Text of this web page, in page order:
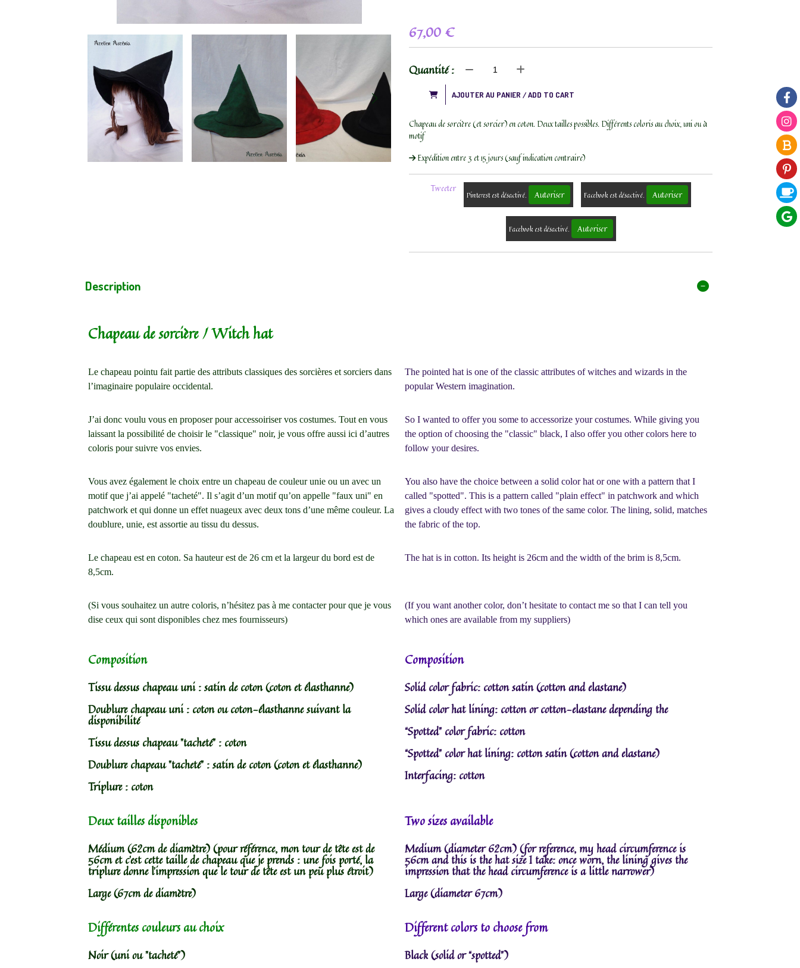
67,00 €
Quantité :
AJOUTER AU PANIER / ADD TO CART
Chapeau de sorcière (et sorcier) en coton. Deux tailles possibles. Différents coloris au choix, uni ou à
motif
Expédition entre 3 et 15 jours (sauf indication contraire)
Tweeter
Pinterest est désactivé. Autoriser Facebook est désactivé. Autoriser
Facebook est désactivé. Autoriser
Description
Chapeau de sorcière / Witch hat
Le chapeau pointu fait partie des attributs classiques des sorcières et sorciers dans
l’imaginaire populaire occidental.
The pointed hat is one of the classic attributes of witches and wizards in the
popular Western imagination.
J’ai donc voulu vous en proposer pour accessoiriser vos costumes. Tout en vous
laissant la possibilité de choisir le "classique" noir, je vous offre aussi ici d’autres
coloris pour suivre vos envies.
So I wanted to offer you some to accessorize your costumes. While giving you
the option of choosing the "classic" black, I also offer you other colors here to
follow your desires.
Vous avez également le choix entre un chapeau de couleur unie ou un avec un
motif que j’ai appelé "tacheté". Il s’agit d’un motif qu’on appelle "faux uni" en
patchwork et qui donne un effet nuageux avec deux tons d’une même couleur. La
doublure, unie, est assortie au tissu du dessus.
You also have the choice between a solid color hat or one with a pattern that I
called "spotted". This is a pattern called "plain effect" in patchwork and which
gives a cloudy effect with two tones of the same color. The lining, solid, matches
the fabric of the top.
Le chapeau est en coton. Sa hauteur est de 26 cm et la largeur du bord est de
8,5cm.
The hat is in cotton. Its height is 26cm and the width of the brim is 8,5cm.
(Si vous souhaitez un autre coloris, n’hésitez pas à me contacter pour que je vous
dise ceux qui sont disponibles chez mes fournisseurs)
(If you want another color, don’t hesitate to contact me so that I can tell you
which ones are available from my suppliers)
Composition Composition
Tissu dessus chapeau uni : satin de coton (coton et élasthanne)
Doublure chapeau uni : coton ou coton-élasthanne suivant la
disponibilité
Tissu dessus chapeau "tacheté" : coton
Doublure chapeau "tacheté" : satin de coton (coton et élasthanne)
Triplure : coton
Solid color fabric: cotton satin (cotton and elastane)
Solid color hat lining: cotton or cotton-elastane depending the
“Spotted” color fabric: cotton
“Spotted” color hat lining: cotton satin (cotton and elastane)
Interfacing: cotton
Deux tailles disponibles Two sizes available
Médium (62cm de diamètre) (pour référence, mon tour de tête est de
56cm et c’est cette taille de chapeau que je prends : une fois porté, la
triplure donne l’impression que le tour de tête est un peu plus étroit)
Large (67cm de diamètre)
Medium (diameter 62cm) (for reference, my head circumference is
56cm and this is the hat size I take: once worn, the lining gives the
impression that the head circumference is a little narrower)
Large (diameter 67cm)
Différentes couleurs au choix Different colors to choose from
Noir (uni ou "tacheté")
Black (solid or “spotted”)